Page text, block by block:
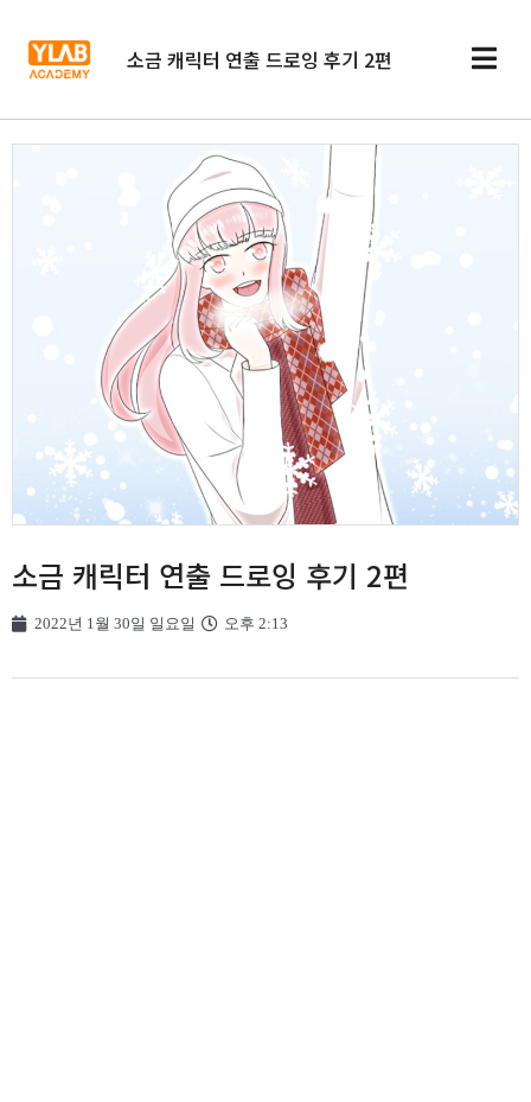
소금 캐릭터 연출 드로잉 후기 2편
소금 캐릭터 연출 드로잉 후기 2편
2022년 1월 30일 일요일 오후 2:13